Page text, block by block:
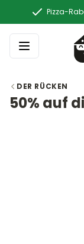
Pizza-
DER RÜCKEN
50% auf